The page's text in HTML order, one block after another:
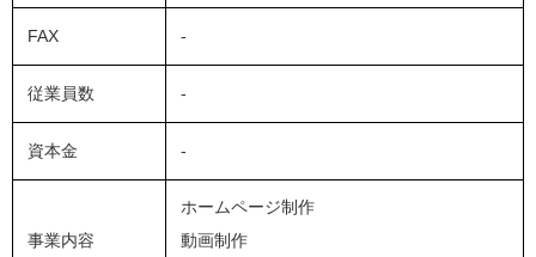
FAX -
従業員数 -
資本金 -
事業内容
ホームページ制作
動画制作